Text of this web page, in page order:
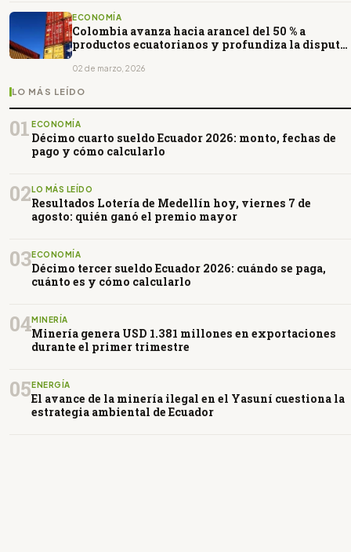
ECONOMÍA
Colombia avanza hacia arancel del 50 % a
productos ecuatorianos y profundiza la disputa
02 de marzo, 2026
LO MÁS LEÍDO
01 ECONOMÍA
Décimo cuarto sueldo Ecuador 2026: monto, fechas de
pago y cómo calcularlo
02 LO MÁS LEÍDO
Resultados Lotería de Medellín hoy, viernes 7 de
agosto: quién ganó el premio mayor
03ECONOMÍA
Décimo tercer sueldo Ecuador 2026: cuándo se paga,
cuánto es y cómo calcularlo
04MINERÍA
Minería genera USD 1.381 millones en exportaciones
durante el primer trimestre
05 ENERGÍA
El avance de la minería ilegal en el Yasuní cuestiona la
estrategia ambiental de Ecuador